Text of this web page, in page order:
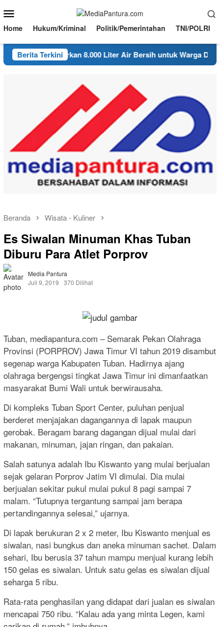
ke
kontenMobile
Home Hukum/Kriminal Politik/Pemerintahan TNI/POLRI
Berita Terkini
Salurkan 8.000 Liter Air Bersih untuk Warga Desa
Beranda Wisata - Kuliner
Es Siwalan Minuman Khas Tuban
Diburu Para Atlet Porprov
Media Pantura
Juli 9, 2019
370 Dilihat
Tuban, mediapantura.com – Semarak Pekan Olahraga
Provinsi (PORPROV) Jawa Timur VI tahun 2019 disambut
segenap warga Kabupaten Tuban. Hadirnya ajang
olahraga bergengsi tingkat Jawa Timur ini dimanfaatkan
masyarakat Bumi Wali untuk berwirausaha.
Di kompleks Tuban Sport Center, puluhan penjual
berderet menjajakan dagangannya di lapak maupun
gerobak. Beragam barang dagangan dijual mulai dari
makanan, minuman, jajan ringan, dan pakaian.
Salah satunya adalah Ibu Kiswanto yang mulai berjualan
sejak gelaran Porprov Jatim VI dimulai. Dia mulai
berjualan sekitar pukul mulai pukul 8 pagi sampai 7
malam. “Tutupnya tergantung sampai jam berapa
pertandingannya selesai,” ujarnya.
Di lapak berukuran 2 x 2 meter, Ibu Kiswanto menjual es
siwalan, nasi bungkus dan aneka minuman sachet. Dalam
sehari, Ibu berusia 37 tahun mampu menjual kurang lebih
150 gelas es siwalan. Untuk satu gelas es siwalan dijual
seharga 5 ribu.
Rata-rata penghasilan yang didapat dari jualan es siwalan
mencapai 750 ribu. “Kalau ada yang minta Legen, kami